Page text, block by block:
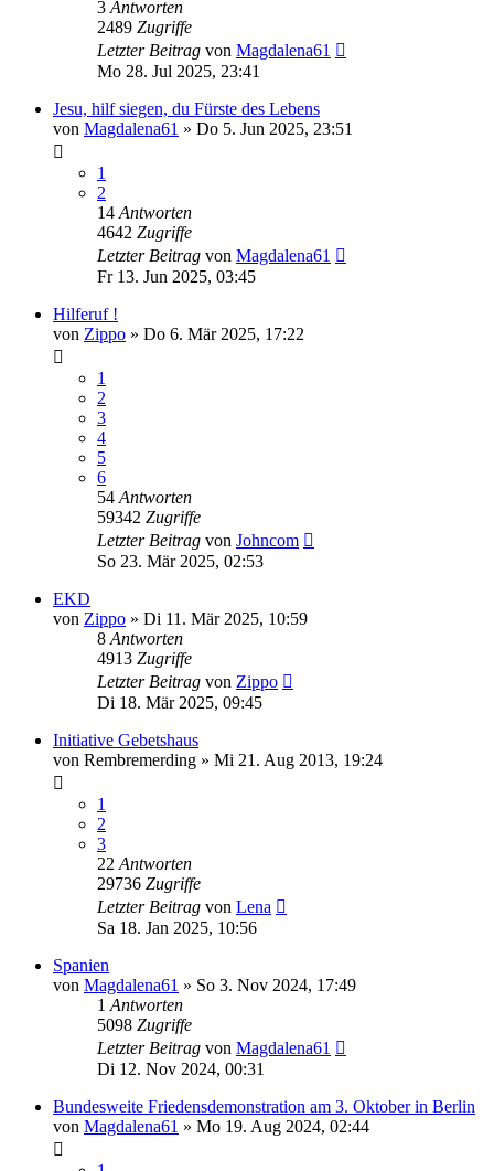
3 Antworten
2489 Zugriffe
Letzter Beitrag von Magdalena61
Mo 28. Jul 2025, 23:41
Jesu, hilf siegen, du Fürste des Lebens
von Magdalena61 » Do 5. Jun 2025, 23:51
1
2
14 Antworten
4642 Zugriffe
Letzter Beitrag von Magdalena61
Fr 13. Jun 2025, 03:45
Hilferuf !
von Zippo » Do 6. Mär 2025, 17:22
1
2
3
4
5
6
54 Antworten
59342 Zugriffe
Letzter Beitrag von Johncom
So 23. Mär 2025, 02:53
EKD
von Zippo » Di 11. Mär 2025, 10:59
8 Antworten
4913 Zugriffe
Letzter Beitrag von Zippo
Di 18. Mär 2025, 09:45
Initiative Gebetshaus
von Rembremerding » Mi 21. Aug 2013, 19:24
1
2
3
22 Antworten
29736 Zugriffe
Letzter Beitrag von Lena
Sa 18. Jan 2025, 10:56
Spanien
von Magdalena61 » So 3. Nov 2024, 17:49
1 Antworten
5098 Zugriffe
Letzter Beitrag von Magdalena61
Di 12. Nov 2024, 00:31
Bundesweite Friedensdemonstration am 3. Oktober in Berlin
von Magdalena61 » Mo 19. Aug 2024, 02:44